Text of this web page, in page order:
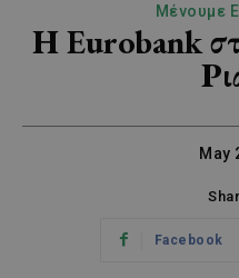
Μένουμε
Η Eurobank
May
Facebook